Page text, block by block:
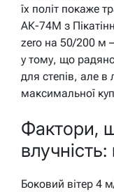
їх політ покаже
АК-74М з
zero на 50/200 м
у тому, що
для степів, але в
максимальної
Фактори,
влучність:
Боковий вітер 4